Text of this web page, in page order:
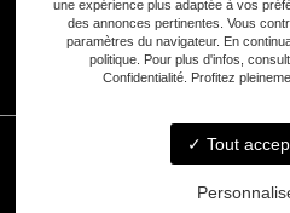
7j/7 :8h -
une expérience plus adaptée à vos
des annonces pertinentes. Vous
paramètres du navigateur. En
politique. Pour plus d'infos,
Confidentialité. Profitez
Tout